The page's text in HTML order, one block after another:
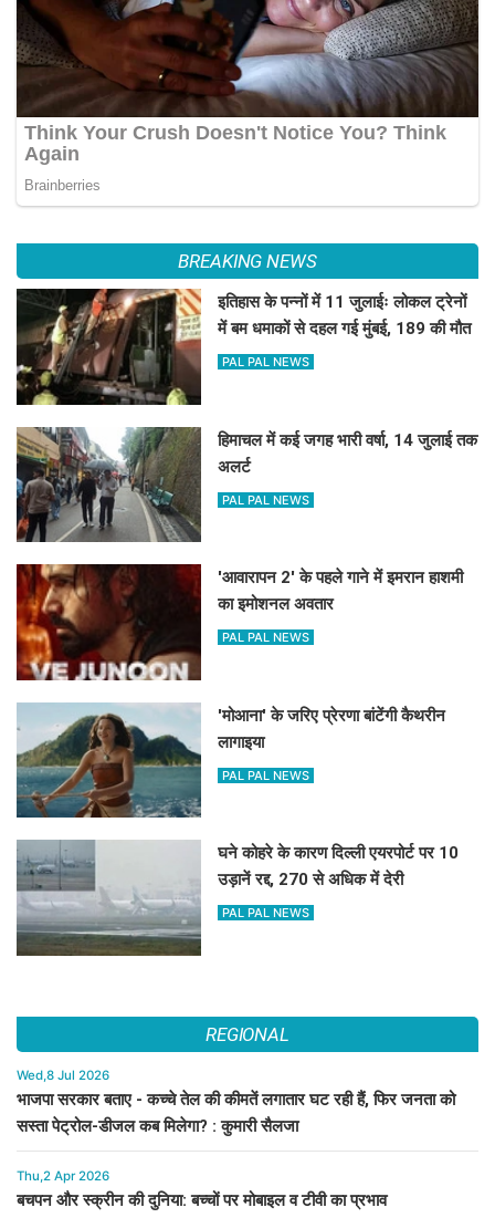
BREAKING NEWS
इतिहास के पन्नों में 11 जुलाईः लोकल ट्रेनों
में बम धमाकों से दहल गई मुंबई, 189 की मौत
PAL PAL NEWS
हिमाचल में कई जगह भारी वर्षा, 14 जुलाई तक
अलर्ट
PAL PAL NEWS
'आवारापन 2' के पहले गाने में इमरान हाशमी
का इमोशनल अवतार
PAL PAL NEWS
'मोआना' के जरिए प्रेरणा बांटेंगी कैथरीन
लागाइया
PAL PAL NEWS
घने कोहरे के कारण दिल्ली एयरपोर्ट पर 10
उड़ानें रद्द, 270 से अधिक में देरी
PAL PAL NEWS
REGIONAL
Wed,8 Jul 2026
भाजपा सरकार बताए - कच्चे तेल की कीमतें लगातार घट रही हैं, फिर जनता को
सस्ता पेट्रोल-डीजल कब मिलेगा? : कुमारी सैलजा
Thu,2 Apr 2026
बचपन और स्क्रीन की दुनिया: बच्चों पर मोबाइल व टीवी का प्रभाव